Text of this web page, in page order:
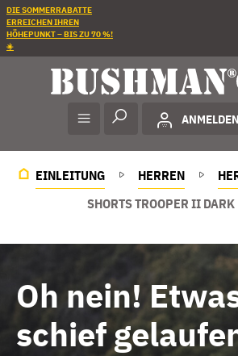
DIE SOMMERRABATTE
ERREICHEN IHREN
HÖHEPUNKT – BIS ZU 70 %!
☀️
ANMELDEN
EINLEITUNG HERREN
SHORTS TROOPER II
Oh nein!
schief